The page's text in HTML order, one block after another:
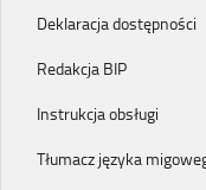
Deklaracja dostępności
Redakcja BIP
Instrukcja obsługi
Tłumacz języka